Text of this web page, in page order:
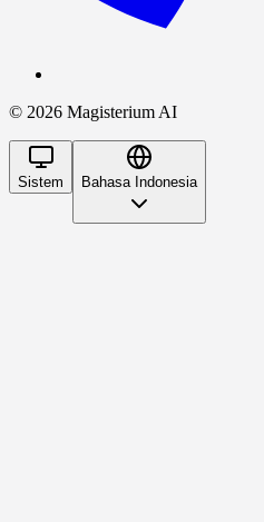
© 2026 Magisterium AI
Sistem Bahasa Indonesia